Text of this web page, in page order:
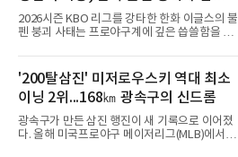
뷔한 힐리어드는 7월 19경기에서 9홈런, 26타
점, 장타율 0.743으로 세 부문 단독 1위에 올랐
고 타율 0.365, 출루율 0.413을 기록했다. 지난
며, 5월에 세운 월간 8홈런도 넘어섰다.kt 외국
인 타자의 월간 MVP 수상은 2020년 6월 멜
뼈아픈 교훈...김범수, 한승혁, 김서
현, 정우주, 어디에?
2026시즌 KBO 리그를 강타한 한화 이글스의 불
펜 붕괴 사태는 프로야구계에 깊은 씁쓸함을 남
색하게 만들 만큼, 마운드의 핵심 기둥들이 무더
기로 흔들리거나 팀을 떠났다. 화려한 타선 보강
뒤에 가려져 있던 투수진의 민낯이 고스란히 드
러난 셈이다.이번 참사의 도화선은 헐거워진 마
운드 뎁스 그 자체였다. 지난 스토브리그에서 한
화는 최대 100억 원을 투자해 거물 타자 강백호
를 전격 영입하며 타선의 파괴력을 극대화했다.
'200탈삼진' 미저로우스키 역대 최소
이닝 2위...168㎞ 광속구의 신드롬
광속구가 만든 삼진 행진이 새 기록으로 이어졌
다. 올해 미국프로야구 메이저리그(MLB)에서 시